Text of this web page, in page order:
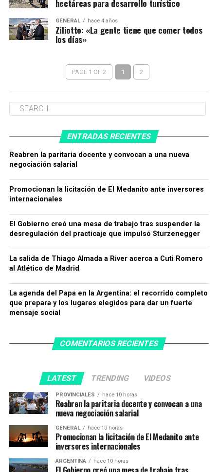
hectáreas para desarrollo turístico
GENERAL hace 4 años
Ziliotto: «La gente tiene que comer todos
los días»
PAGE 1 OF 2 1 2
ENTRADAS RECIENTES
Reabren la paritaria docente y convocan a una nueva
negociación salarial
Promocionan la licitación de El Medanito ante inversores
internacionales
El Gobierno creó una mesa de trabajo tras suspender la
desregulación del practicaje que impulsó Sturzenegger
La salida de Thiago Almada a River acerca a Cuti Romero
al Atlético de Madrid
La agenda del Papa en la Argentina: el recorrido completo
que prepara y los lugares elegidos para dar un fuerte
mensaje social
COMENTARIOS RECIENTES
LATEST TRENDING VIDEOS
PROVINCIALES hace 10 horas
Reabren la paritaria docente y convocan a una
nueva negociación salarial
GENERAL hace 10 horas
Promocionan la licitación de El Medanito ante
inversores internacionales
ARGENTINA hace 10 horas